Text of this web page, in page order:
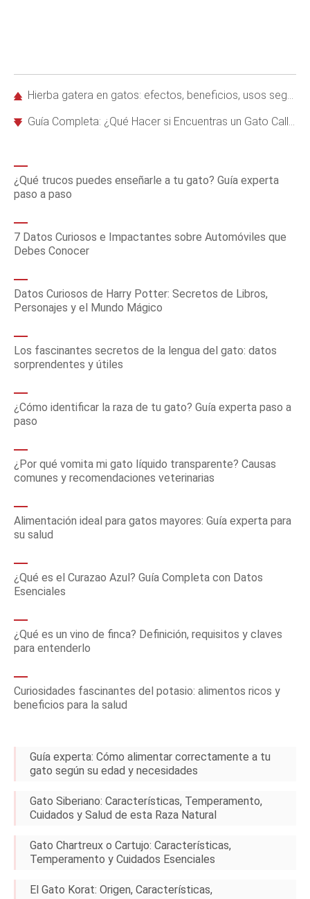
Hierba gatera en gatos: efectos, beneficios, usos seguros y consejos expertos
Guía Completa: ¿Qué Hacer si Encuentras un Gato Callejero?
¿Qué trucos puedes enseñarle a tu gato? Guía experta
paso a paso
7 Datos Curiosos e Impactantes sobre Automóviles que
Debes Conocer
Datos Curiosos de Harry Potter: Secretos de Libros,
Personajes y el Mundo Mágico
Los fascinantes secretos de la lengua del gato: datos
sorprendentes y útiles
¿Cómo identificar la raza de tu gato? Guía experta paso a
paso
¿Por qué vomita mi gato líquido transparente? Causas
comunes y recomendaciones veterinarias
Alimentación ideal para gatos mayores: Guía experta para
su salud
¿Qué es el Curazao Azul? Guía Completa con Datos
Esenciales
¿Qué es un vino de finca? Definición, requisitos y claves
para entenderlo
Curiosidades fascinantes del potasio: alimentos ricos y
beneficios para la salud
Guía experta: Cómo alimentar correctamente a tu
gato según su edad y necesidades
Gato Siberiano: Características, Temperamento,
Cuidados y Salud de esta Raza Natural
Gato Chartreux o Cartujo: Características,
Temperamento y Cuidados Esenciales
El Gato Korat: Origen, Características,